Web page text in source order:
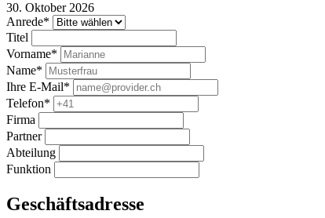
30. Oktober 2026
Anrede*
Titel
Vorname*
Name*
Ihre E-Mail*
Telefon*
Firma
Partner
Abteilung
Funktion
Geschäftsadresse